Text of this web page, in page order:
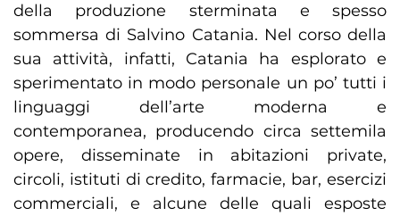
della produzione sterminata e spesso
sommersa di Salvino Catania. Nel corso della
sua attività, infatti, Catania ha esplorato e
sperimentato in modo personale un po’ tutti i
linguaggi dell’arte moderna e
contemporanea, producendo circa settemila
opere, disseminate in abitazioni private,
circoli, istituti di credito, farmacie, bar, esercizi
commerciali, e alcune delle quali esposte